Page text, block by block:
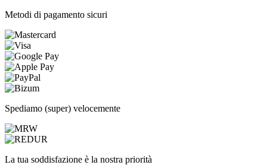
Metodi di pagamento sicuri
Spediamo (super) velocemente
La tua soddisfazione è la nostra priorità